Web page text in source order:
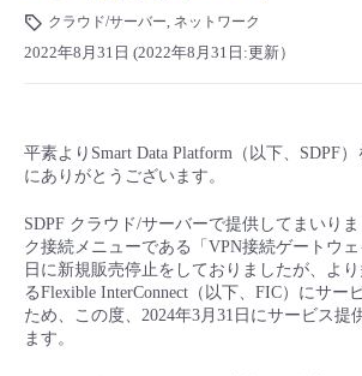
ネットワーク
サポート
クラウド/サーバー
モニタリング/監査
料金シミュレーター
ネットワーク
ご利用開始ガイド
■ セットアップガイド
- 新規お申し込み方法
- セキュリティ・監査
サービス稼働状況
パートナー
クラウド/サーバー, ネットワーク
2022年8月31日 (2022年8月31日:更新）
平素よりSmart Data Platform（以下、SDPF
にありがとうございます。
SDPF クラウド/サーバーで提供してまいり
ク接続メニューである「VPN接続ゲートウェ
日に新規販売停止をしておりましたが、よ
るFlexible InterConnect（以下、FIC）にサー
ため、この度、2024年3月31日にサービス提
ます。